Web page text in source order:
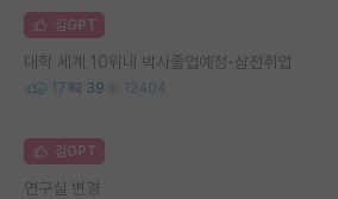
김GPT
대학 세계 10위내 박사졸업예정-삼전취업
17 39 12404
김GPT
연구실 변경